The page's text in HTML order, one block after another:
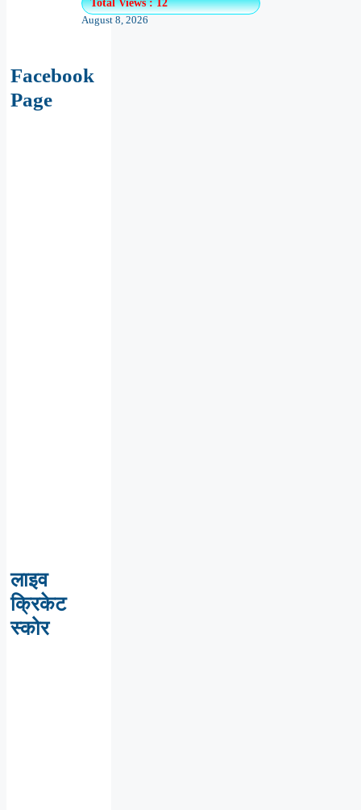
Facebook
Page
लाइव
क्रिकेट
स्कोर